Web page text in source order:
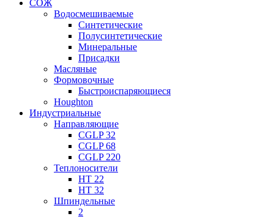
СОЖ
Водосмешиваемые
Синтетические
Полусинтетические
Минеральные
Присадки
Масляные
Формовочные
Быстроиспаряющиеся
Houghton
Индустриальные
Направляющие
CGLP 32
CGLP 68
CGLP 220
Теплоносители
HT 22
HT 32
Шпиндельные
2